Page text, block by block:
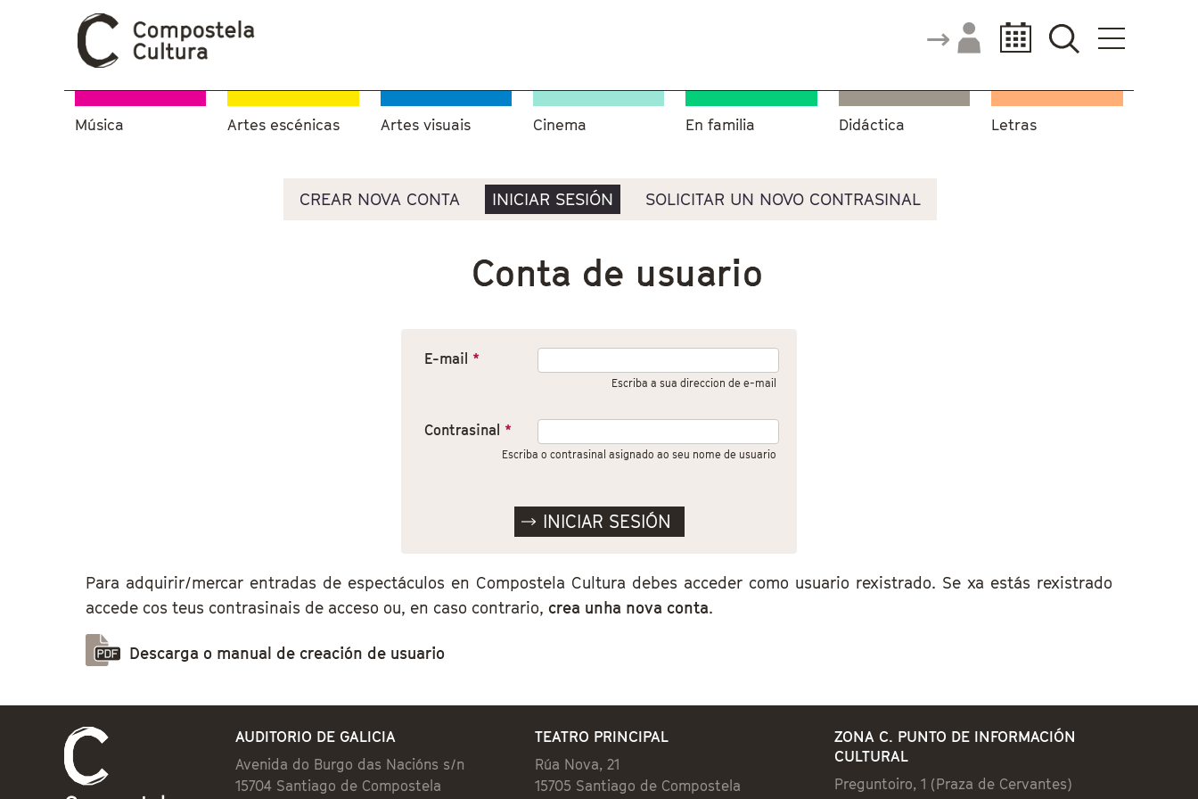
Música Artes escénicas Artes visuais Cinema En familia Didáctica Letras
CREAR NOVA CONTA INICIAR SESIÓN SOLICITAR UN NOVO CONTRASINAL
Conta de usuario
E-mail *
Escriba a sua direccion de e-mail
Contrasinal *
Escriba o contrasinal asignado ao seu nome de usuario
Para adquirir/mercar entradas de espectáculos en Compostela Cultura debes acceder como usuario rexistrado. Se xa estás rexistrado
accede cos teus contrasinais de acceso ou, en caso contrario, crea unha nova conta.
Descarga o manual de creación de usuario
AUDITORIO DE GALICIA
Avenida do Burgo das Nacións s/n
15704 Santiago de Compostela
TEATRO PRINCIPAL
Rúa Nova, 21
15705 Santiago de Compostela
ZONA C. PUNTO DE INFORMACIÓN
CULTURAL
Preguntoiro, 1 (Praza de Cervantes)